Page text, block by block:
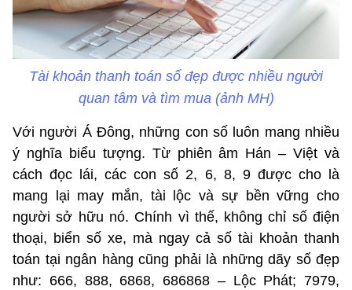
Tài khoản thanh toán số đẹp được nhiều người
quan tâm và tìm mua (ảnh MH)
Với người Á Đông, những con số luôn mang nhiều
ý nghĩa biểu tượng. Từ phiên âm Hán – Việt và
cách đọc lái, các con số 2, 6, 8, 9 được cho là
mang lại may mắn, tài lộc và sự bền vững cho
người sở hữu nó. Chính vì thế, không chỉ số điện
thoại, biển số xe, mà ngay cả số tài khoản thanh
toán tại ngân hàng cũng phải là những dãy số đẹp
như: 666, 888, 6868, 686868 – Lộc Phát; 7979,